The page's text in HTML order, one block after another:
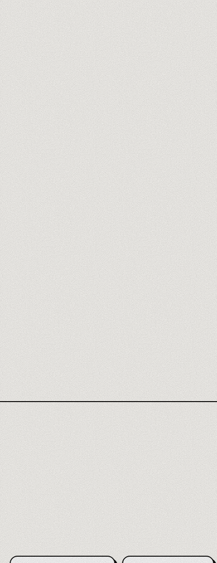
OPINIÓN ADALO BUBBLE GLIDE FLUTTERFLOW
SOFTR